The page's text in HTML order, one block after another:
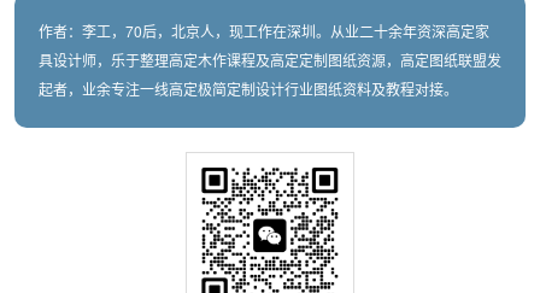
作者：李工，70后，北京人，现工作在深圳。从业二十余年资深高定家
具设计师，乐于整理高定木作课程及高定定制图纸资源，高定图纸联盟发
起者，业余专注一线高定极简定制设计行业图纸资料及教程对接。